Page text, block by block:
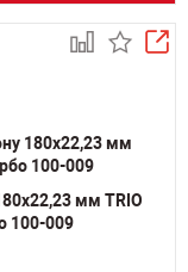
мм TRIO
100-009